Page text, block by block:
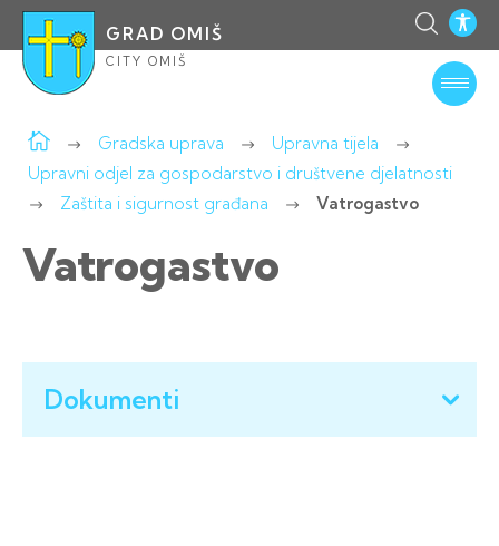
GRAD OMIŠ
CITY OMIŠ
Gradska uprava
Upravna tijela
Upravni odjel za gospodarstvo i društvene djelatnosti
Zaštita i sigurnost građana
Vatrogastvo
Vatrogastvo
Dokumenti